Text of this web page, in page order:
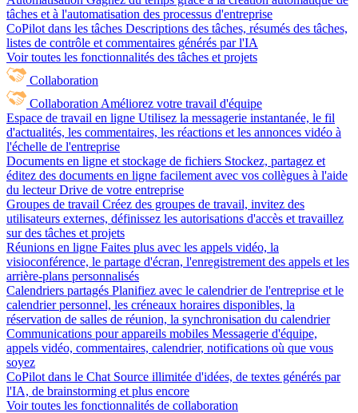
tâches et à l'automatisation des processus d'entreprise
CoPilot dans les tâches Descriptions des tâches, résumés des tâches,
listes de contrôle et commentaires générés par l'IA
Voir toutes les fonctionnalités des tâches et projets
Collaboration
Collaboration Améliorez votre travail d'équipe
Espace de travail en ligne Utilisez la messagerie instantanée, le fil
d'actualités, les commentaires, les réactions et les annonces vidéo à
l'échelle de l'entreprise
Documents en ligne et stockage de fichiers Stockez, partagez et
éditez des documents en ligne facilement avec vos collègues à l'aide
du lecteur Drive de votre entreprise
Groupes de travail Créez des groupes de travail, invitez des
utilisateurs externes, définissez les autorisations d'accès et travaillez
sur des tâches et projets
Réunions en ligne Faites plus avec les appels vidéo, la
visioconférence, le partage d'écran, l'enregistrement des appels et les
arrière-plans personnalisés
Calendriers partagés Planifiez avec le calendrier de l'entreprise et le
calendrier personnel, les créneaux horaires disponibles, la
réservation de salles de réunion, la synchronisation du calendrier
Communications pour appareils mobiles Messagerie d'équipe,
appels vidéo, commentaires, calendrier, notifications où que vous
soyez
CoPilot dans le Chat Source illimitée d'idées, de textes générés par
l'IA, de brainstorming et plus encore
Voir toutes les fonctionnalités de collaboration